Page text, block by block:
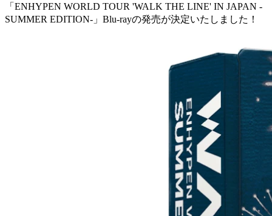
「ENHYPEN WORLD TOUR 'WALK THE LINE' IN JAPAN -
SUMMER EDITION-」Blu-rayの発売が決定いたしました！